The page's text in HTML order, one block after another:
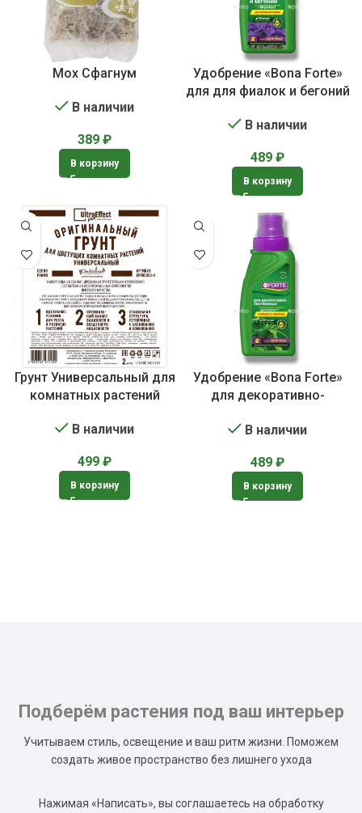
Мох Сфагнум
В наличии
389 ₽
В корзину
Удобрение «Bona Forte»
для для фиалок и бегоний
В наличии
489 ₽
В корзину
Грунт Универсальный для
комнатных растений
В наличии
499 ₽
В корзину
Удобрение «Bona Forte»
для декоративно-
В наличии
489 ₽
В корзину
Подберём растения под ваш интерьер
Учитываем стиль, освещение и ваш ритм жизни. Поможем
создать живое пространство без лишнего ухода
Нажимая «Написать», вы соглашаетесь на обработку